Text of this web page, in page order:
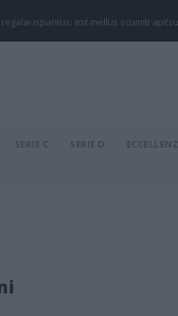
regalai ispantus: est mellus scumiti
SERIE C SERIE D